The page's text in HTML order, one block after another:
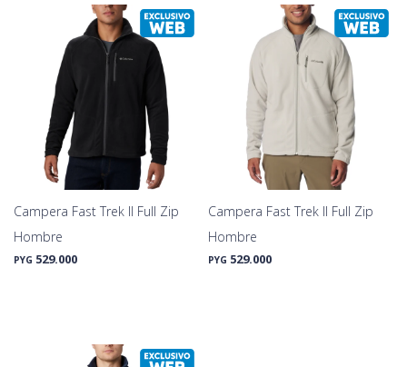
Campera Fast Trek II Full Zip
Hombre
PYG 529.000
Campera Fast Trek II Full Zip
Hombre
PYG 529.000